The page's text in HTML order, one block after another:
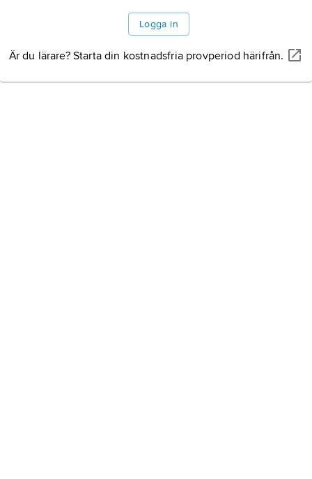
Information om artikeln
Logga in
Är du lärare? Starta din kostnadsfria provperiod härifrån.